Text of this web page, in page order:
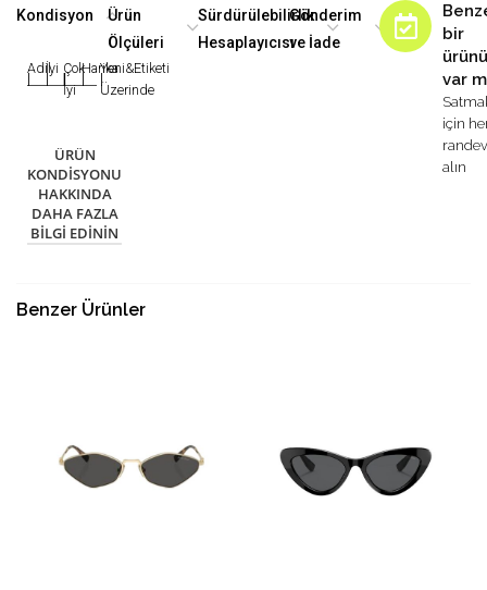
Kondisyon
Adilİyi
|
Çok
İyi
Harika
|
Yeni&Etiketi
Üzerinde
ÜRÜN
KONDISYONU
HAKKINDA
DAHA FAZLA
BILGI EDININ
Ürün
Ölçüleri
Sürdürülebilirlik
Hesaplayıcısı
Gönderim
ve İade
bir
var
için
alın
Benzer Ürünler